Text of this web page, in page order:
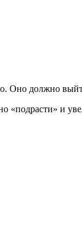
Оно должно
«подрасти» и